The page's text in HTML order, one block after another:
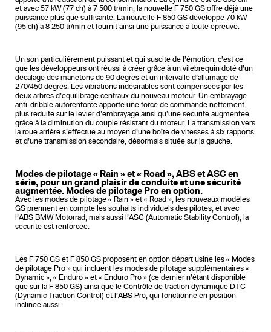
et avec 57 kW (77 ch) à 7 500 tr/min, la nouvelle F 750 GS offre déjà une
puissance plus que suffisante. La nouvelle F 850 GS développe 70 kW
(95 ch) à 8 250 tr/min et fournit ainsi une puissance à toute épreuve.
Un son particulièrement puissant et qui suscite de l’émotion, c’est ce
que les développeurs ont réussi à créer grâce à un vilebrequin doté d’un
décalage des manetons de 90 degrés et un intervalle d’allumage de
270/450 degrés. Les vibrations indésirables sont compensées par les
deux arbres d’équilibrage centraux du nouveau moteur. Un embrayage
anti-dribble autorenforcé apporte une force de commande nettement
plus réduite sur le levier d’embrayage ainsi qu’une sécurité augmentée
grâce à la diminution du couple résistant du moteur. La transmission vers
la roue arrière s’effectue au moyen d’une boîte de vitesses à six rapports
et d’une transmission secondaire, désormais située sur la gauche.
Modes de pilotage « Rain » et « Road », ABS et ASC en
série, pour un grand plaisir de conduite et une sécurité
augmentée. Modes de pilotage Pro en option.
Avec les modes de pilotage « Rain » et « Road », les nouveaux modèles
GS prennent en compte les souhaits individuels des pilotes, et avec
l’ABS BMW Motorrad, mais aussi l’ASC (Automatic Stability Control), la
sécurité est renforcée.
Les F 750 GS et F 850 GS proposent en option départ usine les « Modes
de pilotage Pro » qui incluent les modes de pilotage supplémentaires «
Dynamic », « Enduro » et « Enduro Pro » (ce dernier n’étant disponible
que sur la F 850 GS) ainsi que le Contrôle de traction dynamique DTC
(Dynamic Traction Control) et l’ABS Pro, qui fonctionne en position
inclinée aussi.